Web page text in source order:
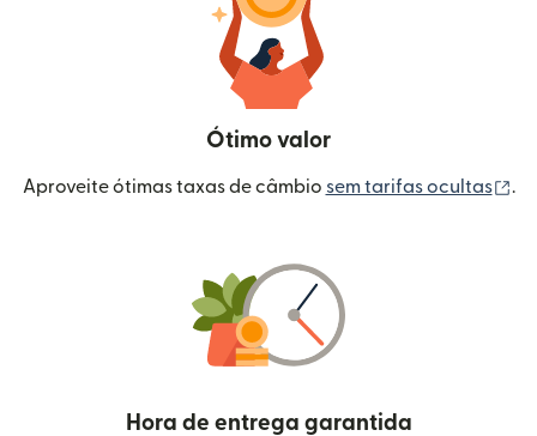
Ótimo valor
Aproveite ótimas taxas de câmbio sem tarifas ocultas .
Hora de entrega garantida